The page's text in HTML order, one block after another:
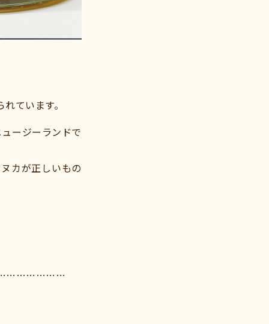
ています。
ージーランドで
カが正しいもの